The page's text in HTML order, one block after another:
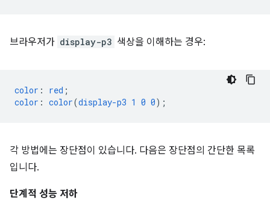
브라우저가 display-p3 색상을 이해하는 경우:
color : red ;
color : color(display-p3 1 0 0);
각 방법에는 장단점이 있습니다. 다음은 장단점의 간단한 목록
입니다.
단계적 성능 저하